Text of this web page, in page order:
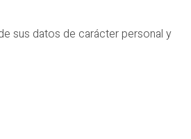
sus datos de carácter personal y